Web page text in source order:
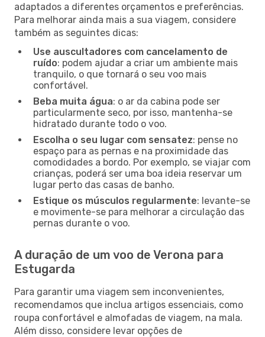
adaptados a diferentes orçamentos e preferências.
Para melhorar ainda mais a sua viagem, considere
também as seguintes dicas:
Use auscultadores com cancelamento de
ruído: podem ajudar a criar um ambiente mais
tranquilo, o que tornará o seu voo mais
confortável.
Beba muita água: o ar da cabina pode ser
particularmente seco, por isso, mantenha-se
hidratado durante todo o voo.
Escolha o seu lugar com sensatez: pense no
espaço para as pernas e na proximidade das
comodidades a bordo. Por exemplo, se viajar com
crianças, poderá ser uma boa ideia reservar um
lugar perto das casas de banho.
Estique os músculos regularmente: levante-se
e movimente-se para melhorar a circulação das
pernas durante o voo.
A duração de um voo de Verona para
Estugarda
Para garantir uma viagem sem inconvenientes,
recomendamos que inclua artigos essenciais, como
roupa confortável e almofadas de viagem, na mala.
Além disso, considere levar opções de